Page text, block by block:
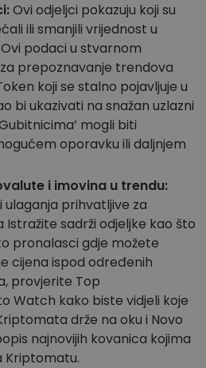
Ovi odjeljci pokazuju koji su
ili smanjili vrijednost u
podaci u stvarnom
prepoznavanje trendova
koji se stalno pojavljuje u
bi ukazivati na snažan uzlazni
mogli biti
oporavku ili daljnjem
i imovina u trendu:
prihvatljive za
sadrži odjeljke kao što
pronalasci gdje možete
cijena ispod određenih
provjerite Top
Watch kako biste vidjeli koje
drže na oku i Novo
najnovijih kovanica kojima
Kriptomatu.